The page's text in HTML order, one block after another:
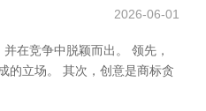
2026-06-01
在竞争中脱颖而出。 领先，
的立场。 其次，创意是商标贪